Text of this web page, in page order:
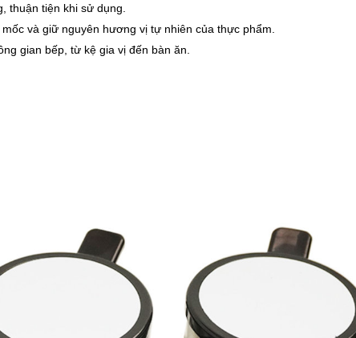
thuận tiện khi sử dụng.
và giữ nguyên hương vị tự nhiên của thực phẩm.
gian bếp, từ kệ gia vị đến bàn ăn.